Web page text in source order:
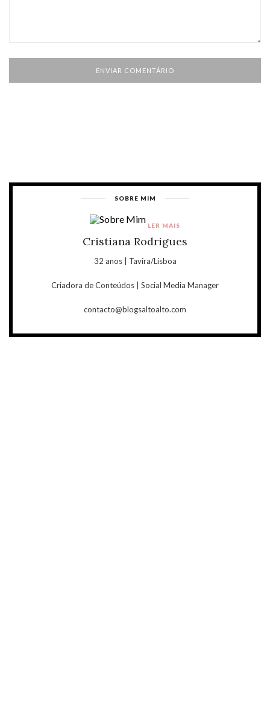
SOBRE MIM
Cristiana Rodrigues
32 anos | Tavira/Lisboa
Criadora de Conteúdos | Social Media Manager
contacto@blogsaltoalto.com
LER MAIS